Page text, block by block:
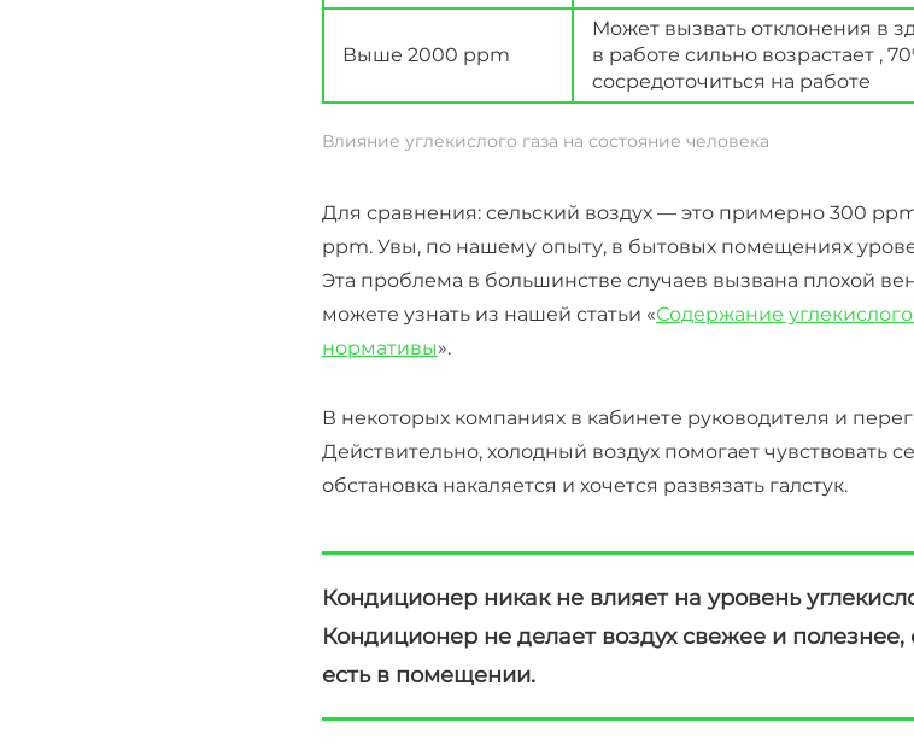
Выше 2000 ppm
Может вызвать отклонения в
в работе сильно возрастает ,
сосредоточиться на работе
Влияние углекислого газа на состояние человека
Для сравнения: сельский воздух — это примерно 300
ppm. Увы, по нашему опыту, в бытовых помещениях
Эта проблема в большинстве случаев вызвана плохой
можете узнать из нашей статьи «Содержание
нормативы».
В некоторых компаниях в кабинете руководителя и
Действительно, холодный воздух помогает чувствовать
обстановка накаляется и хочется развязать галстук.
Кондиционер никак не влияет на уровень
Кондиционер не делает воздух свежее и полезнее,
есть в помещении.